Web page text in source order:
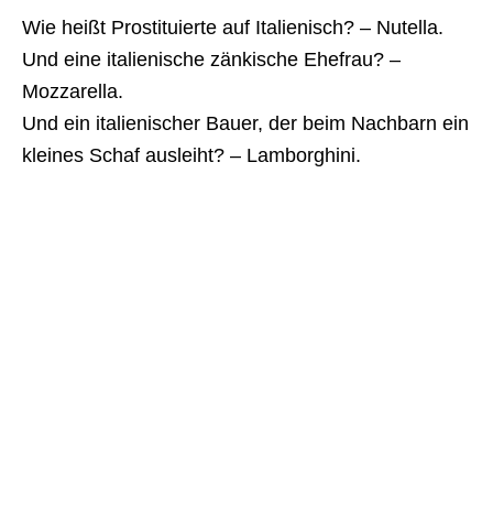
Wie heißt Prostituierte auf Italienisch? – Nutella.
Und eine italienische zänkische Ehefrau? –
Mozzarella.
Und ein italienischer Bauer, der beim Nachbarn ein
kleines Schaf ausleiht? – Lamborghini.